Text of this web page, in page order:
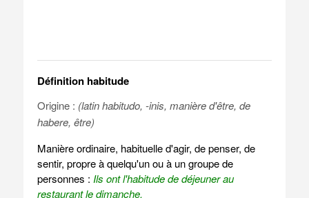
Définition habitude
Origine : (latin habitudo, -inis, manière d'être, de
habere, être)
Manière ordinaire, habituelle d'agir, de penser, de
sentir, propre à quelqu'un ou à un groupe de
personnes : Ils ont l'habitude de déjeuner au
restaurant le dimanche.